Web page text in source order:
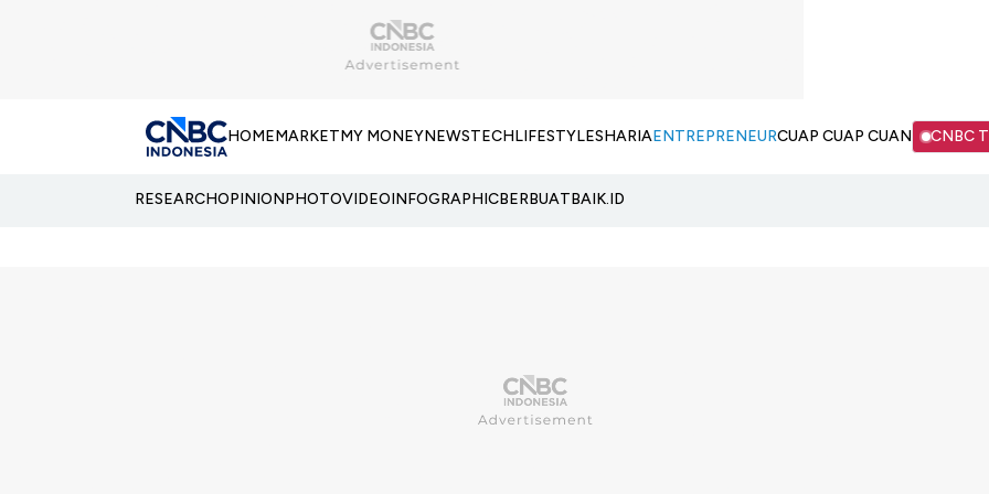
HOMEMARKETMY MONEYNEWSTECHLIFESTYLESHARIAENTREPRENEURCUAP CUAP CUAN CNBC
RESEARCHOPINIONPHOTOVIDEOINFOGRAPHICBERBUATBAIK.ID